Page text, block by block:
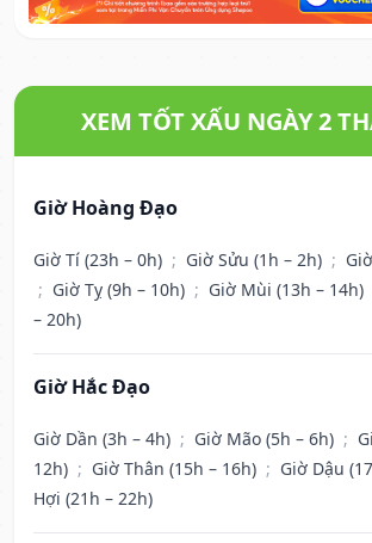
XEM TỐT XẤU NGÀY 2
Giờ Hoàng Đạo
Giờ Tí (23h – 0h) ; Giờ Sửu (1h – 2h) ;
; Giờ Tỵ (9h – 10h) ; Giờ Mùi (13h – 14h)
– 20h)
Giờ Hắc Đạo
Giờ Dần (3h – 4h) ; Giờ Mão (5h – 6h) ;
12h) ; Giờ Thân (15h – 16h) ; Giờ Dậu
Hợi (21h – 22h)